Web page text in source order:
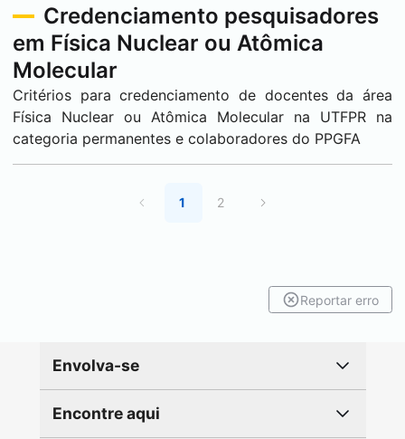
Credenciamento pesquisadores
em Física Nuclear ou Atômica
Molecular
Critérios para credenciamento de docentes da área
Física Nuclear ou Atômica Molecular na UTFPR na
categoria permanentes e colaboradores do PPGFA
1 2
Reportar erro
Envolva-se
Encontre aqui